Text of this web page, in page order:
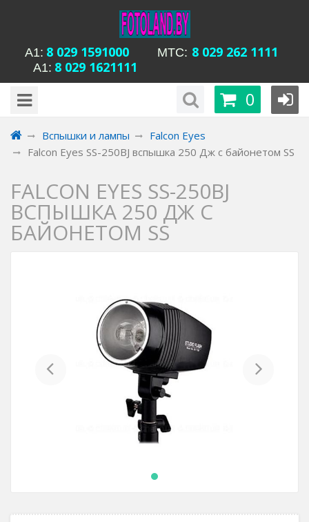
А1: 8 029 1591000 MTC: 8 029 262 1111
А1: 8 029 1621111
Время работы магазина Уманская 54:будни с 15-00 до
20-00, сб с 13-00 до 18-00, вс вых
0
Вспышки и лампы
Falcon Eyes
Falcon Eyes SS-250BJ вспышка 250 Дж с байонетом SS
FALCON EYES SS-250BJ
ВСПЫШКА 250 ДЖ С
БАЙОНЕТОМ SS
Previous